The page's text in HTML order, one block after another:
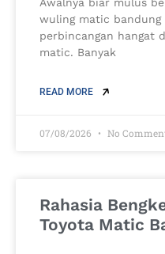
Awalnya biar mulus
wuling matic bandung
perbincangan hangat
matic. Banyak
READ MORE
07/08/2026 No
Rahasia
Toyota Matic